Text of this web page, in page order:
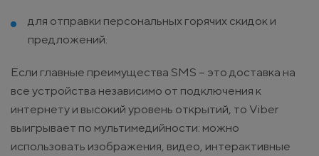
для отправки персональных горячих скидок и
предложений.
Если главные преимущества SMS – это доставка на
все устройства независимо от подключения к
интернету и высокий уровень открытий, то Viber
выигрывает по мультимедийности: можно
использовать изображения, видео, интерактивные